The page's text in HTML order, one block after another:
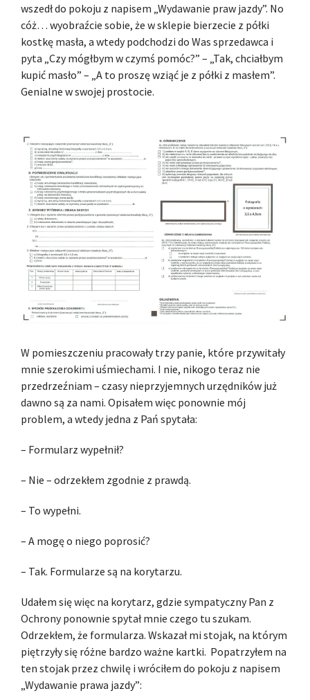
wszedł do pokoju z napisem „Wydawanie praw jazdy”. No
cóż… wyobraźcie sobie, że w sklepie bierzecie z półki
kostkę masła, a wtedy podchodzi do Was sprzedawca i
pyta „Czy mógłbym w czymś pomóc?” – „Tak, chciałbym
kupić masło” – „A to proszę wziąć je z półki z masłem”.
Genialne w swojej prostocie.
W pomieszczeniu pracowały trzy panie, które przywitały
mnie szerokimi uśmiechami. I nie, nikogo teraz nie
przedrzeźniam – czasy nieprzyjemnych urzędników już
dawno są za nami. Opisałem więc ponownie mój
problem, a wtedy jedna z Pań spytała:
– Formularz wypełnił?
– Nie – odrzekłem zgodnie z prawdą.
– To wypełni.
– A mogę o niego poprosić?
– Tak. Formularze są na korytarzu.
Udałem się więc na korytarz, gdzie sympatyczny Pan z
Ochrony ponownie spytał mnie czego tu szukam.
Odrzekłem, że formularza. Wskazał mi stojak, na którym
piętrzyły się różne bardzo ważne kartki. Popatrzyłem na
ten stojak przez chwilę i wróciłem do pokoju z napisem
„Wydawanie prawa jazdy”: